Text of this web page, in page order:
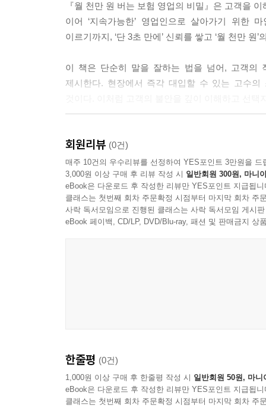
씨앗을 뿌려 더 넓은 세상으로 나아가는 저자의
단순히 더 높은 실적을 거두는 것을 넘어, 정말 이
--- 본문 중에서
『월 천만 원 버는 보험 영업의 비밀』은 고객을
이어 ‘지속가능한’ 영업인으로 살아가기 위한
이르기까지, ‘단 3초 만에’ 신뢰를 쌓고 ‘월 천만 원
이 책은 단순히 말을 잘하는 법을 넘어, 고객의
제시한다. 현장에서 즉각 대입할 수 있는 고수
항상 실패할까’ 고민하는 초보 영업자에서부터
제시한다.
또한 이 책은 영업이 단순히 ‘고객의 수를 늘리는
씨앗을 뿌려 더 넓은 세상으로 나아가는 저자의 이
회원리뷰 (0건)
매주 10건의 우수리뷰를 선정하여 YES포인트 3만원을 드
3,000원 이상 구매 후 리뷰 작성 시 일반회원 300원, 마니
eBook은 다운로드 후 작성한 리뷰만 YES포인트 지급됩니
클래스는 첫번째 회차 주문확정 시점부터 마지막 회차 주
사락 독서모임으로 진행된 클래스는 사락 독서모임 게시
eBook 페이백, CD/LP, DVD/Blu-ray, 패션 및 판매금지 상
한줄평 (0건)
1,000원 이상 구매 후 한줄평 작성 시 일반회원 50원, 마니
eBook은 다운로드 후 작성한 리뷰만 YES포인트 지급됩니
클래스는 첫번째 회차 주문확정 시점부터 마지막 회차 주